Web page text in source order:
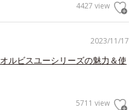
4427 view
2023/11/17
ルビスユーシリーズの魅力＆使
5711 view